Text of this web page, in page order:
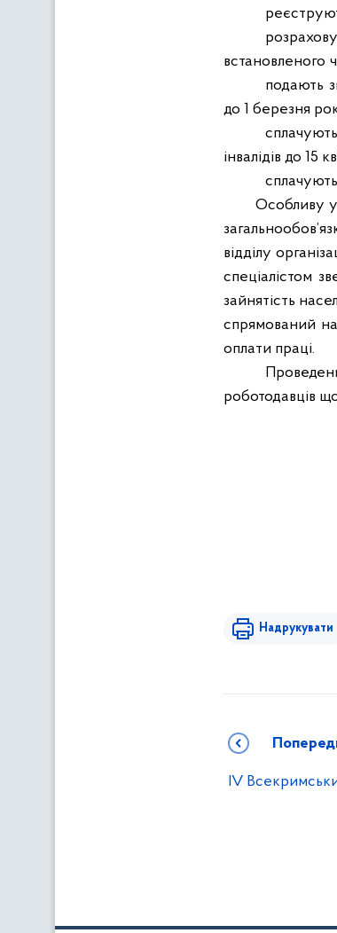
встановленого
подають
до 1 березня
інвалідів до 15
Особливу
відділу
спеціалістом
зайнятість
спрямований
оплати праці.
роботодавців
Надрукувати
IV